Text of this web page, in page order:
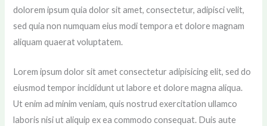
dolorem ipsum quia dolor sit amet, consectetur, adipisci velit,
sed quia non numquam eius modi tempora et dolore magnam
aliquam quaerat voluptatem.
Lorem ipsum dolor sit amet consectetur adipisicing elit, sed do
eiusmod tempor incididunt ut labore et dolore magna aliqua.
Ut enim ad minim veniam, quis nostrud exercitation ullamco
laboris nisi ut aliquip ex ea commodo consequat. Duis aute